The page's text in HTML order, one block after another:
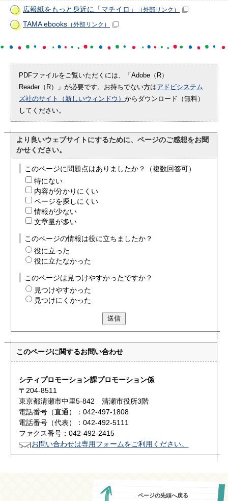
広報紙をもっと身近に「マチイロ」 （外部リンク）
TAMA ebooks （外部リンク）
PDFファイルをご覧いただくには、「Adobe（R）
Reader（R）」が必要です。お持ちでない方はアドビシステム
ズ社のサイト（新しいウィンドウ）からダウンロード（無料）
してください。
より良いウェブサイトにするために、ページのご感想をお聞
かせください。
このページに問題点はありましたか？（複数回答可）
特にない
内容が分かりにくい
ページを探しにくい
情報が少ない
文章量が多い
このページの情報は役に立ちましたか？
役に立った
役に立たなかった
このページは見つけやすかったですか？
見つけやすかった
見つけにくかった
送信
このページに関するお問い合わせ
シティプロモーション課プロモーション係
〒204-8511
東京都清瀬市中里5-842 清瀬市役所3階
電話番号（直通）：042-497-1808
電話番号（代表）：042-492-5111
ファクス番号：042-492-2415
お問い合わせは専用フォームをご利用ください。
ページの先頭へ戻る